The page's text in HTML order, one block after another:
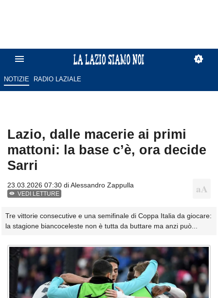
NOTIZIE RADIO LAZIALE
Lazio, dalle macerie ai primi
mattoni: la base c’è, ora decide
Sarri
23.03.2026 07:30 diAlessandro Zappulla
VEDI LETTURE
Tre vittorie consecutive e una semifinale di Coppa Italia da giocare:
la stagione biancoceleste non è tutta da buttare ma anzi può...